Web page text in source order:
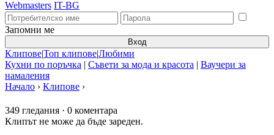
Webmasters IT-BG
Запомни ме
Вход
Клипове|Топ клипове|Любими
Кухни по поръчка | Съвети за мода и красота | Ваучери за
намаления
Начало › Клипове ›
349 гледания · 0 коментара
Клипът не може да бъде зареден.